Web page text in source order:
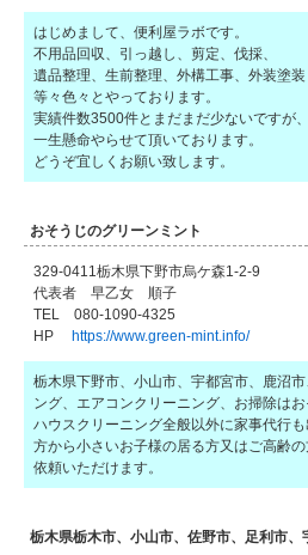
はじめまして、便利屋ラボです。
不用品回収、引っ越し、剪定、伐採、
遺品整理、生前整理、外構工事、外装塗装
等々色々とやっております。
実績件数3500件とまだまだ少ないですが、
一生懸命やらせて頂いております。
どうぞ宜しくお願い致します。
おそうじのグリーンミント
329-0411栃木県下野市烏ケ森1-2-9
代表者 早乙女 順子
TEL 080-1090-4325
HP https://www.green-mint.info/
栃木県下野市、小山市、宇都宮市、鹿沼
ング、エアコンクリーニング、お掃除はお
ハウスクリーニング全般以外に家事代行
方から小さいお子様の居る方又はご高齢
依頼いただけます。
栃木県栃木市、小山市、佐野市、足利市